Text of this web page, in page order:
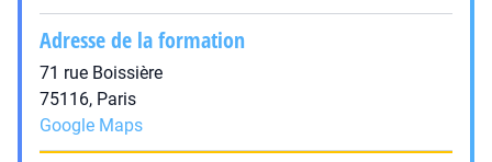
Adresse de la formation
71 rue Boissière
75116, Paris
Google Maps